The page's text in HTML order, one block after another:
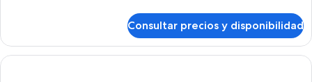
mar
(L)
junior,
vistas
al
Consultar precios y disponibilidad